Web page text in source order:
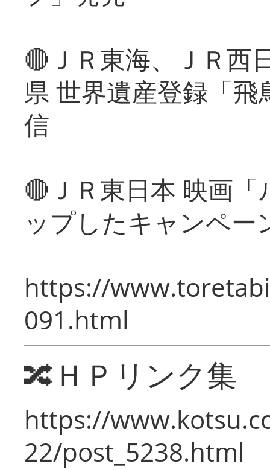
🔴ＪＲ東海、ＪＲ西
県 世界遺産登録「
信
🔴ＪＲ東日本 映画
ップしたキャンペー
https://
091.html
🔀ＨＰリンク集
https://
22/post_5238.html